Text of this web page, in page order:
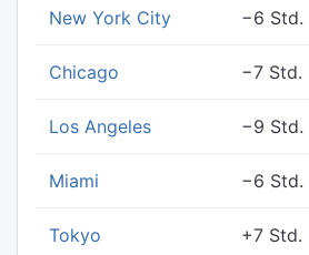
New York City −6 Std.
Chicago −7 Std.
Los Angeles −9 Std.
Miami −6 Std.
Tokyo +7 Std.